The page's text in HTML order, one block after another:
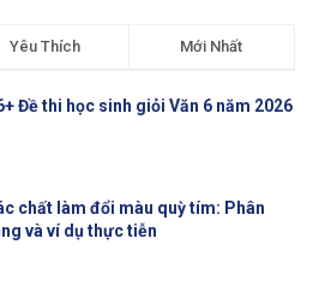
Yêu Thích Mới Nhất
Đề thi học sinh giỏi Văn 6 năm 2026
chất làm đổi màu quỳ tím: Phân
và ví dụ thực tiễn